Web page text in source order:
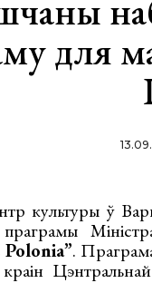
для
культуры ў
Polonia”.
краін